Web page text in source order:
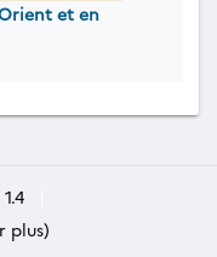
et en
plus)